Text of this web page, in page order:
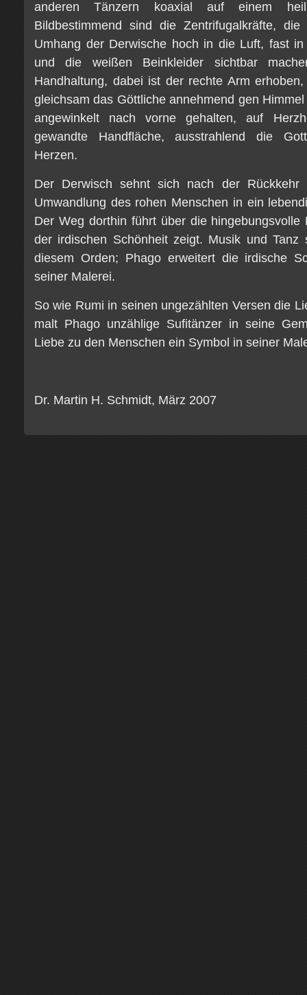
anderen Tänzern koaxial auf einem
Bildbestimmend sind die Zentrifugalkräfte,
Umhang der Derwische hoch in die Luft, fast
und die weißen Beinkleider sichtbar
Handhaltung, dabei ist der rechte Arm
gleichsam das Göttliche annehmend gen
angewinkelt nach vorne gehalten, auf
gewandte Handfläche, ausstrahlend die
Herzen.
Der Derwisch sehnt sich nach der
Umwandlung des rohen Menschen in ein
Der Weg dorthin führt über die
der irdischen Schönheit zeigt. Musik und
diesem Orden; Phago erweitert die irdische
seiner Malerei.
So wie Rumi in seinen ungezählten Versen die
malt Phago unzählige Sufitänzer in seine
Liebe zu den Menschen ein Symbol in seiner
Dr. Martin H. Schmidt, März 2007